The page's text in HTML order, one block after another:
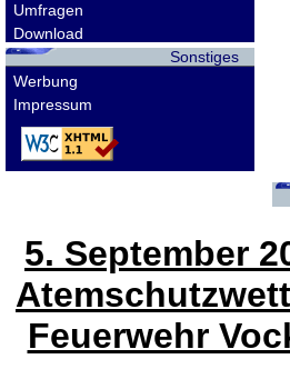
Umfragen
Download
Sonstiges
Werbung
Impressum
5. September
Feuerwehr